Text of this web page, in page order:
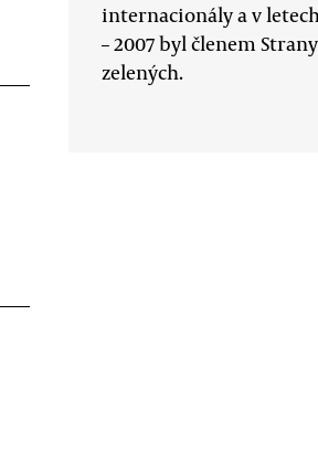
internacionály a v
– 2007 byl členem Strany
zelených.